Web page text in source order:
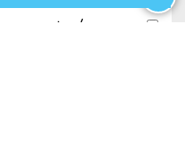
אני מסכים/ה ל